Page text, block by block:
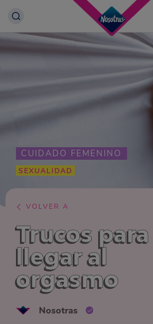
CUIDADO FEMENINO
SEXUALIDAD
VOLVER A
Trucos para
llegar al
orgasmo
Nosotras